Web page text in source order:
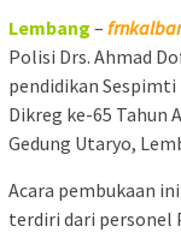
Lembang –
Polisi Drs. Ahmad
pendidikan
Dikreg ke-65 Tahun
Gedung Utaryo,
Acara pembukaan
terdiri dari personel